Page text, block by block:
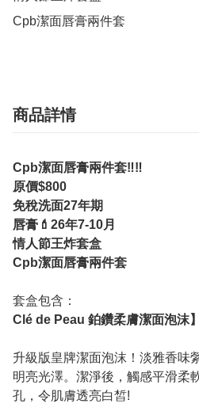
商品詳情
Cpb潔面唇膏兩件套‼️‼️
原價$800
免稅洗面27年期
唇膏💄26年7-10月
情人節王炸套盒
Cpb潔面唇膏兩件套
套盒包含：
Clé de Peau 鉑鑽柔膚潔面泡沫
升級版皇牌潔面泡沫！淡雅香味
明亮光澤。潔淨後，觸感平滑柔
孔，令肌膚透亮白皙!